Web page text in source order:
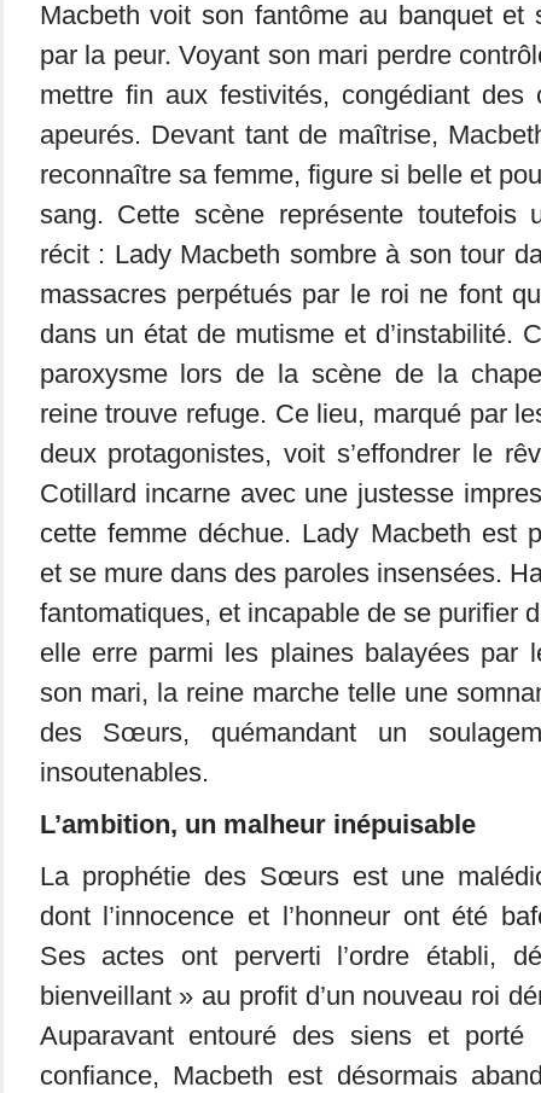
Macbeth voit son fantôme au banquet et
par la peur. Voyant son mari perdre
mettre fin aux festivités, congédiant des
apeurés. Devant tant de maîtrise,
reconnaître sa femme, figure si belle et
sang. Cette scène représente toutefois
récit : Lady Macbeth sombre à son tour
massacres perpétués par le roi ne font
dans un état de mutisme et d’instabilité.
paroxysme lors de la scène de la
reine trouve refuge. Ce lieu, marqué par
deux protagonistes, voit s’effondrer le
Cotillard incarne avec une justesse
cette femme déchue. Lady Macbeth est
et se mure dans des paroles insensées.
fantomatiques, et incapable de se purifier
elle erre parmi les plaines balayées par
son mari, la reine marche telle une
des Sœurs, quémandant un
insoutenables.
L’ambition, un malheur inépuisable
La prophétie des Sœurs est une
dont l’innocence et l’honneur ont été
Ses actes ont perverti l’ordre établi,
bienveillant » au profit d’un nouveau roi
Auparavant entouré des siens et
confiance, Macbeth est désormais